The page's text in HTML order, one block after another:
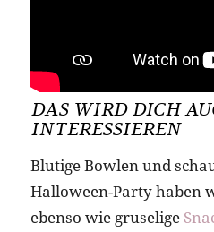
DAS WIRD DICH
INTERESSIEREN
Blutige Bowlen und
Halloween-Party haben
ebenso wie gruselige